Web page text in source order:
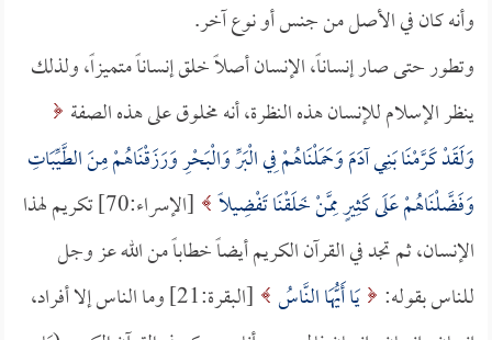
وأنه كان في الأصل من جنس أو نوع آخر.
وتطور حتى صار إنساناً، الإنسان أصلاً خلق إنساناً متميزاً، ولذلك
ينظر الإسلام للإنسان هذه النظرة، أنه مخلوق على هذه الصفة
وَلَقَدْ كَرَّمْنَا بَنِي آدَمَ وَحَمَلْنَاهُمْ فِي الْبَرِّ وَالْبَحْرِ وَرَزَقْنَاهُمْ مِنَ الطَّيِّبَاتِ
وَفَضَّلْنَاهُمْ عَلَى كَثِيرٍ مِمَّنْ خَلَقْنَا تَفْضِيلاً
[الإسراء:70] تكريم لهذا
الإنسان، ثم تجد في القرآن الكريم أيضاً خطاباً من الله عز وجل
للناس بقوله: يَا أَيُّهَا النَّاسُ
[البقرة:21] وما الناس إلا أفراد،